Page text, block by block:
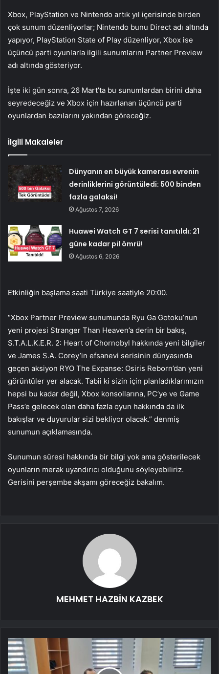
Xbox, PlayStation ve Nintendo artık yıl içerisinde birden
çok sunum düzenliyorlar; Nintendo bunu Direct adı altında
yapıyor, PlayStation State of Play düzenliyor, Xbox ise
üçüncü parti oyunlarla ilgili sunumlarını Partner Preview
adı altında gösteriyor.
İşte iki gün sonra, 26 Mart’ta bu sunumlardan birini daha
seyredeceğiz ve Xbox için hazırlanan üçüncü parti
oyunlardan bazılarını yakından göreceğiz.
İlgili Makaleler
Dünyanın en büyük kamerası evrenin
derinliklerini görüntüledi: 500 binden
fazla galaksi!
Ağustos 7, 2026
Huawei Watch GT 7 serisi tanıtıldı: 21
güne kadar pil ömrü!
Ağustos 6, 2026
Etkinliğin başlama saati Türkiye saatiyle 20:00.
“Xbox Partner Preview sunumunda Ryu Ga Gotoku’nun
yeni projesi Stranger Than Heaven’a derin bir bakış,
S.T.A.L.K.E.R. 2: Heart of Chornobyl hakkında yeni bilgiler
ve James S.A. Corey’in efsanevi serisinin dünyasında
geçen aksiyon RYO The Expanse: Osiris Reborn’dan yeni
görüntüler yer alacak. Tabii ki sizin için planladıklarımızın
hepsi bu kadar değil, Xbox konsollarına, PC’ye ve Game
Pass’e gelecek olan daha fazla oyun hakkında da ilk
bakışlar ve duyurular sizi bekliyor olacak.” denmiş
sunumun açıklamasında.
Sunumun süresi hakkında bir bilgi yok ama gösterilecek
oyunların merak uyandırıcı olduğunu söyleyebiliriz.
Gerisini perşembe akşamı göreceğiz bakalım.
MEHMET HAZBİN KAZBEK